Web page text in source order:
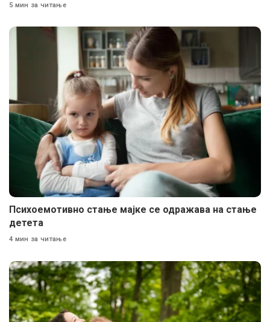
5 мин за читање
Психоемотивно стање мајке се одражава на стање
детета
4 мин за читање